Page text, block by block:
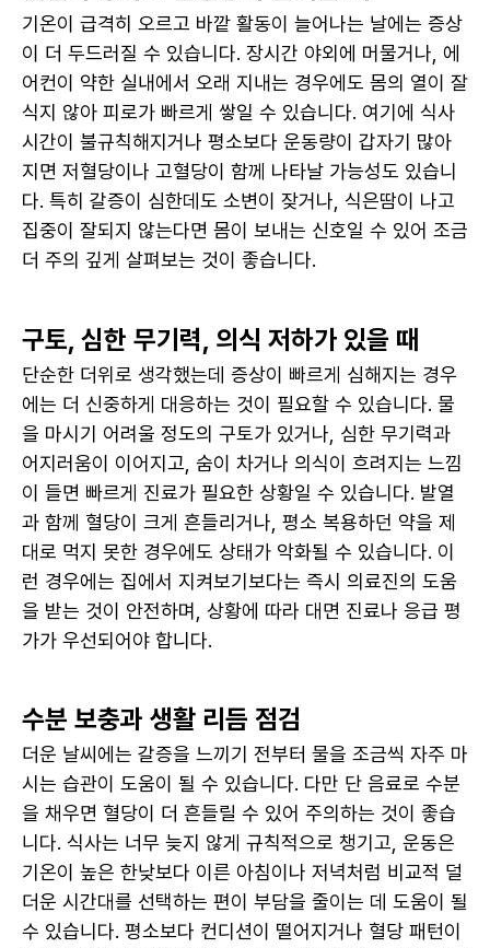
기온이 급격히 오르고 바깥 활동이 늘어나는 날에는 증상
이 더 두드러질 수 있습니다. 장시간 야외에 머물거나, 에
어컨이 약한 실내에서 오래 지내는 경우에도 몸의 열이 잘
식지 않아 피로가 빠르게 쌓일 수 있습니다. 여기에 식사
시간이 불규칙해지거나 평소보다 운동량이 갑자기 많아
지면 저혈당이나 고혈당이 함께 나타날 가능성도 있습니
다. 특히 갈증이 심한데도 소변이 잦거나, 식은땀이 나고
집중이 잘되지 않는다면 몸이 보내는 신호일 수 있어 조금
더 주의 깊게 살펴보는 것이 좋습니다.
구토, 심한 무기력, 의식 저하가 있을 때
단순한 더위로 생각했는데 증상이 빠르게 심해지는 경우
에는 더 신중하게 대응하는 것이 필요할 수 있습니다. 물
을 마시기 어려울 정도의 구토가 있거나, 심한 무기력과
어지러움이 이어지고, 숨이 차거나 의식이 흐려지는 느낌
이 들면 빠르게 진료가 필요한 상황일 수 있습니다. 발열
과 함께 혈당이 크게 흔들리거나, 평소 복용하던 약을 제
대로 먹지 못한 경우에도 상태가 악화될 수 있습니다. 이
런 경우에는 집에서 지켜보기보다는 즉시 의료진의 도움
을 받는 것이 안전하며, 상황에 따라 대면 진료나 응급 평
가가 우선되어야 합니다.
수분 보충과 생활 리듬 점검
더운 날씨에는 갈증을 느끼기 전부터 물을 조금씩 자주 마
시는 습관이 도움이 될 수 있습니다. 다만 단 음료로 수분
을 채우면 혈당이 더 흔들릴 수 있어 주의하는 것이 좋습
니다. 식사는 너무 늦지 않게 규칙적으로 챙기고, 운동은
기온이 높은 한낮보다 이른 아침이나 저녁처럼 비교적 덜
더운 시간대를 선택하는 편이 부담을 줄이는 데 도움이 될
수 있습니다. 평소보다 컨디션이 떨어지거나 혈당 패턴이